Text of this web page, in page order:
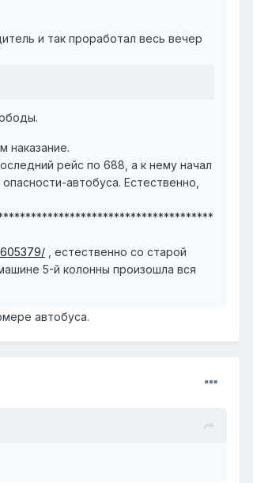
и так проработал весь вечер
наказание.
рейс по 688, а к нему начал
автобуса. Естественно,
, естественно со старой
5-й колонны произошла вся
автобуса.